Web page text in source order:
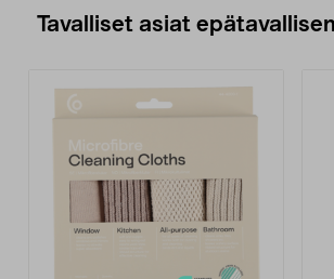
Tavalliset asiat